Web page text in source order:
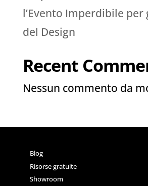
l’Evento Imperdibile per
del Design
Recent
Nessun commento da
Blog
Risorse gratuite
Showroom